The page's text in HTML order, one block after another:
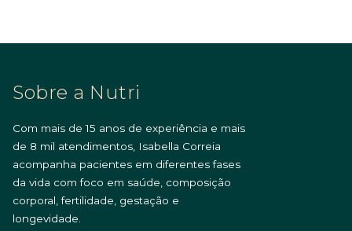
Sobre a Nutri
Com mais de 15 anos de experiência e mais
de 8 mil atendimentos, Isabella Correia
acompanha pacientes em diferentes fases
da vida com foco em saúde, composição
corporal, fertilidade, gestação e
longevidade.